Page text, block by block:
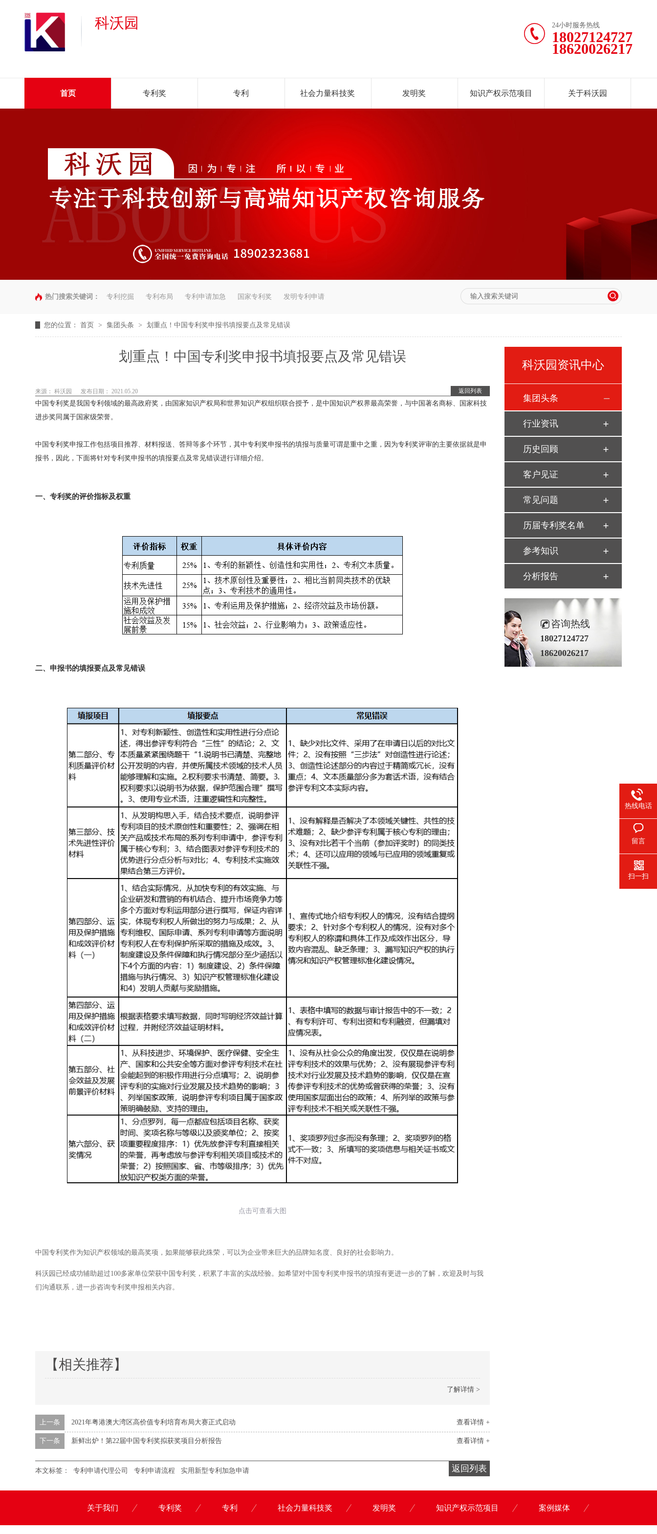
24小时服务热线
18027124727
18620026217
科沃园
首页 专利奖 专利 社会力量科技奖 发明奖 知识产权示范项目 关于科沃园
热门搜索关键词： 专利挖掘 专利布局 专利申请加急 国家专利奖 发明专利申请
您的位置： 首页 > 集团头条 > 划重点！中国专利奖申报书填报要点及常见错误
划重点！中国专利奖申报书填报要点及常见错误
返回列表
来源： 科沃园 发布日期： 2021.05.20
中国专利奖是我国专利领域的最高政府奖，由国家知识产权局和世界知识产权组织联合授予，是中国知识产权界最高荣誉，与中国著名商标、国家科技
进步奖同属于国家级荣誉。
中国专利奖申报工作包括项目推荐、材料报送、答辩等多个环节，其中专利奖申报书的填报与质量可谓是重中之重，因为专利奖评审的主要依据就是申
报书，因此，下面将针对专利奖申报书的填报要点及常见错误进行详细介绍。
一、专利奖的评价指标及权重
二、申报书的填报要点及常见错误
点击可查看大图
中国专利奖作为知识产权领域的最高奖项，如果能够获此殊荣，可以为企业带来巨大的品牌知名度、良好的社会影响力。
科沃园已经成功辅助超过100多家单位荣获中国专利奖，积累了丰富的实战经验。如希望对中国专利奖申报书的填报有更进一步的了解，欢迎及时与我
们沟通联系，进一步咨询专利奖申报相关内容。
【相关推荐】
了解详情 >
查看详情 +
上一条 2021年粤港澳大湾区高价值专利培育布局大赛正式启动
查看详情 +
下一条 新鲜出炉！第22届中国专利奖拟获奖项目分析报告
返回列表
本文标签： 专利申请代理公司 专利申请流程 实用新型专利加急申请
科沃园资讯中心
集团头条
行业资讯
历史回顾
客户见证
常见问题
历届专利奖名单
参考知识
分析报告
咨询热线
18027124727
18620026217
关于我们 专利奖 专利 社会力量科技奖 发明奖 知识产权示范项目 案例媒体
热线电话
留言
扫一扫